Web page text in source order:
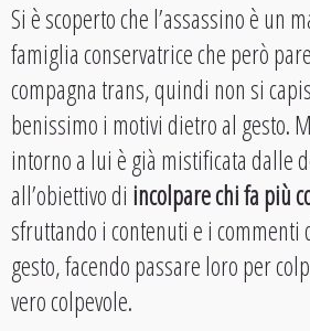
Si è scoperto che l’assassino è un
famiglia conservatrice che però
compagna trans, quindi non si
benissimo i motivi dietro al gesto.
intorno a lui è già mistificata dalle
all’obiettivo di incolpare chi fa più
sfruttando i contenuti e i
gesto, facendo passare loro per
vero colpevole.